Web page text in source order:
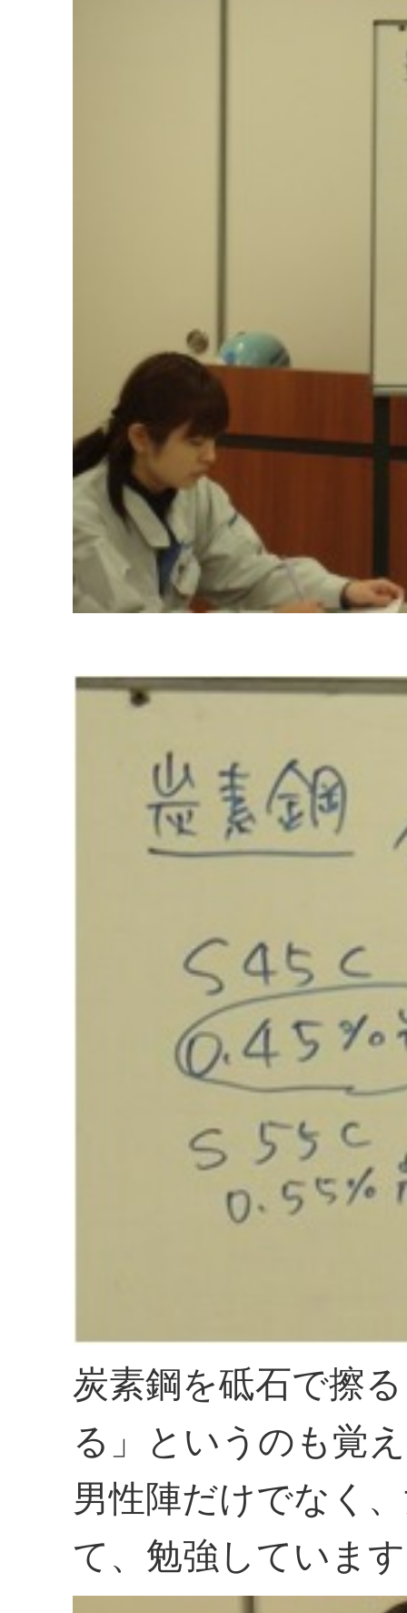
炭素鋼を砥石で擦
る」というのも覚
男性陣だけでなく
て、勉強していま